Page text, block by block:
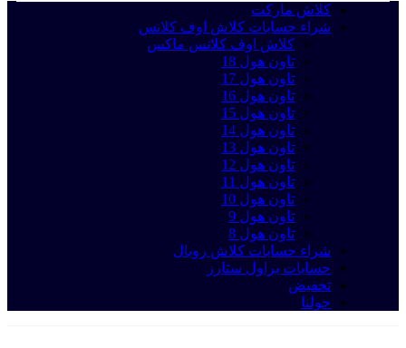
كلاش ماركت
شراء حسابات كلاش اوف كلانس
كلاش اوف كلانس ماكس
تاون هول 18
تاون هول 17
تاون هول 16
تاون هول 15
تاون هول 14
تاون هول 13
تاون هول 12
تاون هول 11
تاون هول 10
تاون هول 9
تاون هول 8
شراء حسابات كلاش رويال
حسابات براول ستارز
تخفيض
حولنا